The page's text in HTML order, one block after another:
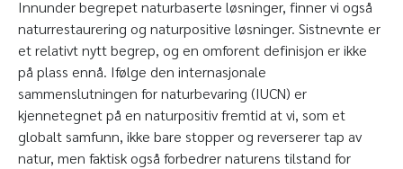
Innunder begrepet naturbaserte løsninger, finner vi også
naturrestaurering og naturpositive løsninger. Sistnevnte er
et relativt nytt begrep, og en omforent definisjon er ikke
på plass ennå. Ifølge den internasjonale
sammenslutningen for naturbevaring (IUCN) er
kjennetegnet på en naturpositiv fremtid at vi, som et
globalt samfunn, ikke bare stopper og reverserer tap av
natur, men faktisk også forbedrer naturens tilstand for